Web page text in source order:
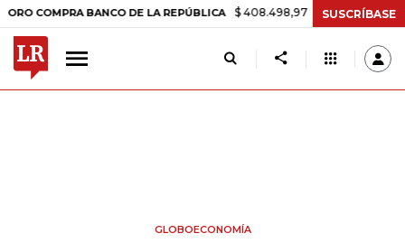
BANCO DE LA REPÚBLICA $ 408.498,97 +$ 8.753,81 +2,19%
SUSCRÍBASE
GLOBOECONOMÍA